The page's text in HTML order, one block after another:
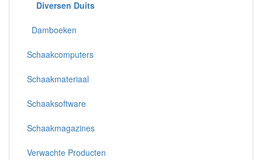
Diversen Duits
Damboeken
Schaakcomputers
Schaakmateriaal
Schaaksoftware
Schaakmagazines
Verwachte Producten